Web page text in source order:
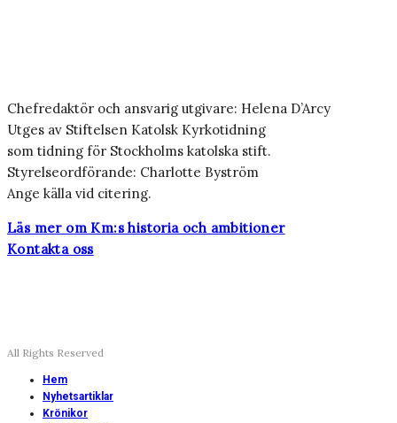
Chefredaktör och ansvarig utgivare: Helena D’Arcy
Utges av Stiftelsen Katolsk Kyrkotidning
som tidning för Stockholms katolska stift.
Styrelseordförande: Charlotte Byström
Ange källa vid citering.
Läs mer om Km:s historia och ambitioner
Kontakta oss
All Rights Reserved
Hem
Nyhetsartiklar
Krönikor